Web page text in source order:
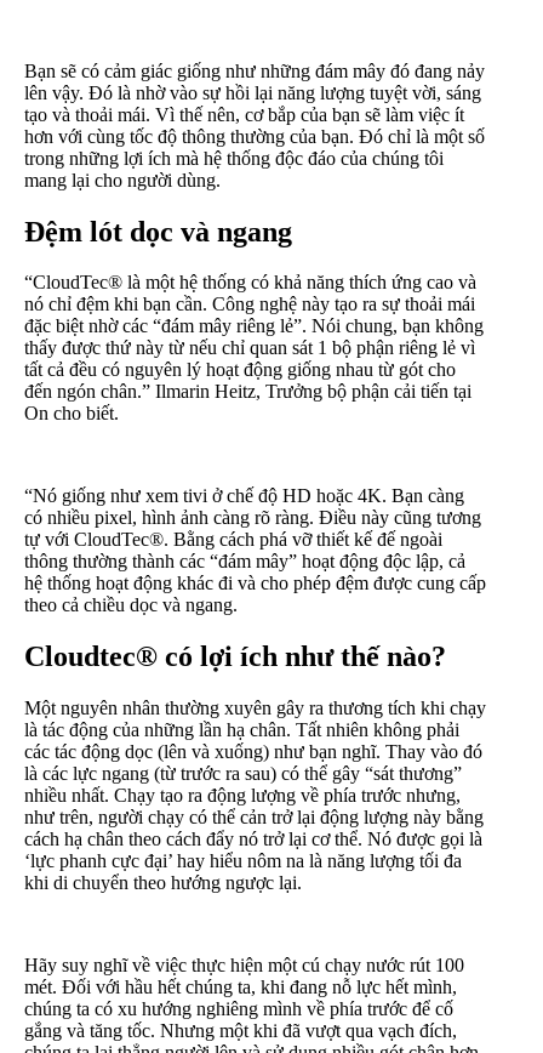
Bạn sẽ có cảm giác giống như những đám mây đó đang nảy
lên vậy. Đó là nhờ vào sự hồi lại năng lượng tuyệt vời, sáng
tạo và thoải mái. Vì thế nên, cơ bắp của bạn sẽ làm việc ít
hơn với cùng tốc độ thông thường của bạn. Đó chỉ là một số
trong những lợi ích mà hệ thống độc đáo của chúng tôi
mang lại cho người dùng.
Đệm lót dọc và ngang
“CloudTec® là một hệ thống có khả năng thích ứng cao và
nó chỉ đệm khi bạn cần. Công nghệ này tạo ra sự thoải mái
đặc biệt nhờ các “đám mây riêng lẻ”. Nói chung, bạn không
thấy được thứ này từ nếu chỉ quan sát 1 bộ phận riêng lẻ vì
tất cả đều có nguyên lý hoạt động giống nhau từ gót cho
đến ngón chân.” Ilmarin Heitz, Trưởng bộ phận cải tiến tại
On cho biết.
“Nó giống như xem tivi ở chế độ HD hoặc 4K. Bạn càng
có nhiều pixel, hình ảnh càng rõ ràng. Điều này cũng tương
tự với CloudTec®. Bằng cách phá vỡ thiết kế đế ngoài
thông thường thành các “đám mây” hoạt động độc lập, cả
hệ thống hoạt động khác đi và cho phép đệm được cung cấp
theo cả chiều dọc và ngang.
Cloudtec® có lợi ích như thế nào?
Một nguyên nhân thường xuyên gây ra thương tích khi chạy
là tác động của những lần hạ chân. Tất nhiên không phải
các tác động dọc (lên và xuống) như bạn nghĩ. Thay vào đó
là các lực ngang (từ trước ra sau) có thể gây “sát thương”
nhiều nhất. Chạy tạo ra động lượng về phía trước nhưng,
như trên, người chạy có thể cản trở lại động lượng này bằng
cách hạ chân theo cách đẩy nó trở lại cơ thể. Nó được gọi là
‘lực phanh cực đại’ hay hiểu nôm na là năng lượng tối đa
khi di chuyển theo hướng ngược lại.
Hãy suy nghĩ về việc thực hiện một cú chạy nước rút 100
mét. Đối với hầu hết chúng ta, khi đang nỗ lực hết mình,
chúng ta có xu hướng nghiêng mình về phía trước để cố
gắng và tăng tốc. Nhưng một khi đã vượt qua vạch đích,